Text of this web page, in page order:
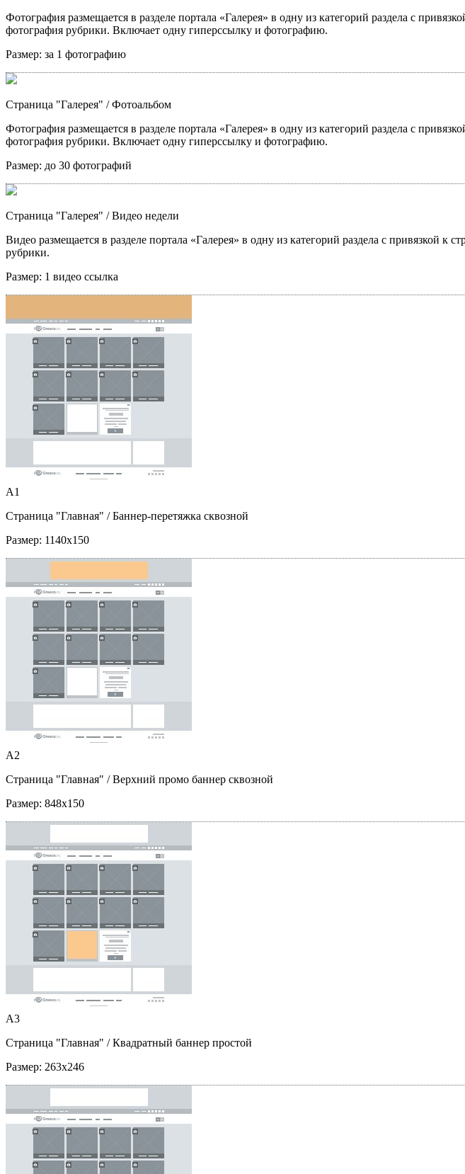
Фотография размещается в разделе портала «Галерея» в одну из категорий раздела с
фотография рубрики. Включает одну гиперссылку и фотографию.
Размер: за 1 фотографию
Страница "Галерея" / Фотоальбом
Фотография размещается в разделе портала «Галерея» в одну из категорий раздела с
фотография рубрики. Включает одну гиперссылку и фотографию.
Размер: до 30 фотографий
Страница "Галерея" / Видео недели
Видео размещается в разделе портала «Галерея» в одну из категорий раздела с привязкой
рубрики.
Размер: 1 видео ссылка
A1
Страница "Главная" / Баннер-перетяжка сквозной
Размер: 1140x150
A2
Страница "Главная" / Верхний промо баннер сквозной
Размер: 848x150
A3
Страница "Главная" / Квадратный баннер простой
Размер: 263x246